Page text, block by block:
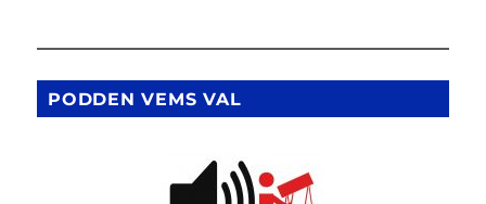
inlägg
SIDA
PODDEN VEMS VAL